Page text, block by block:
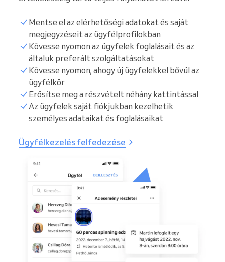
Mentse el az elérhetőségi adatokat és saját
megjegyzéseit az ügyfélprofilokban
Kövesse nyomon az ügyfelek foglalásait és az
általuk preferált szolgáltatásokat
Kövesse nyomon, ahogy új ügyfelekkel bővül az
ügyfélkör
Erősítse meg a részvételt néhány kattintással
Az ügyfelek saját fiókjukban kezelhetik
személyes adataikat és foglalásaikat
Ügyfélkezelés felfedezése